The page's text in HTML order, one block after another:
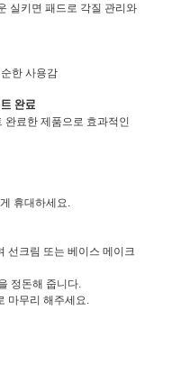
실키면 패드로 각질 관리와
한 사용감
완료
완료한 제품으로 효과적인
휴대하세요.
선크림 또는 베이스 메이크
정돈해 줍니다.
마무리 해주세요.